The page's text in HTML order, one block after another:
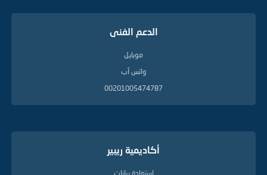
الدعم الفنى
موبايل
واتس آب
00201005474787
أكاديمية ريبير
إستعادة بيانات